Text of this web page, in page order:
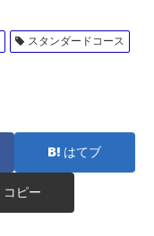
スタンダードコース
はてブ
コピー